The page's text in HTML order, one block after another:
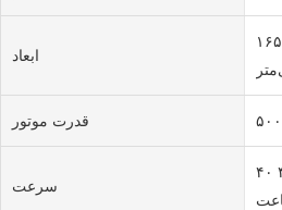
ابعاد
۱۶۵ سانتی‌متر * ۶۸ سانتی‌متر *
قدرت موتور
سرعت
۴۰ کیلومتر در ساعت، ۴۵-۴۸